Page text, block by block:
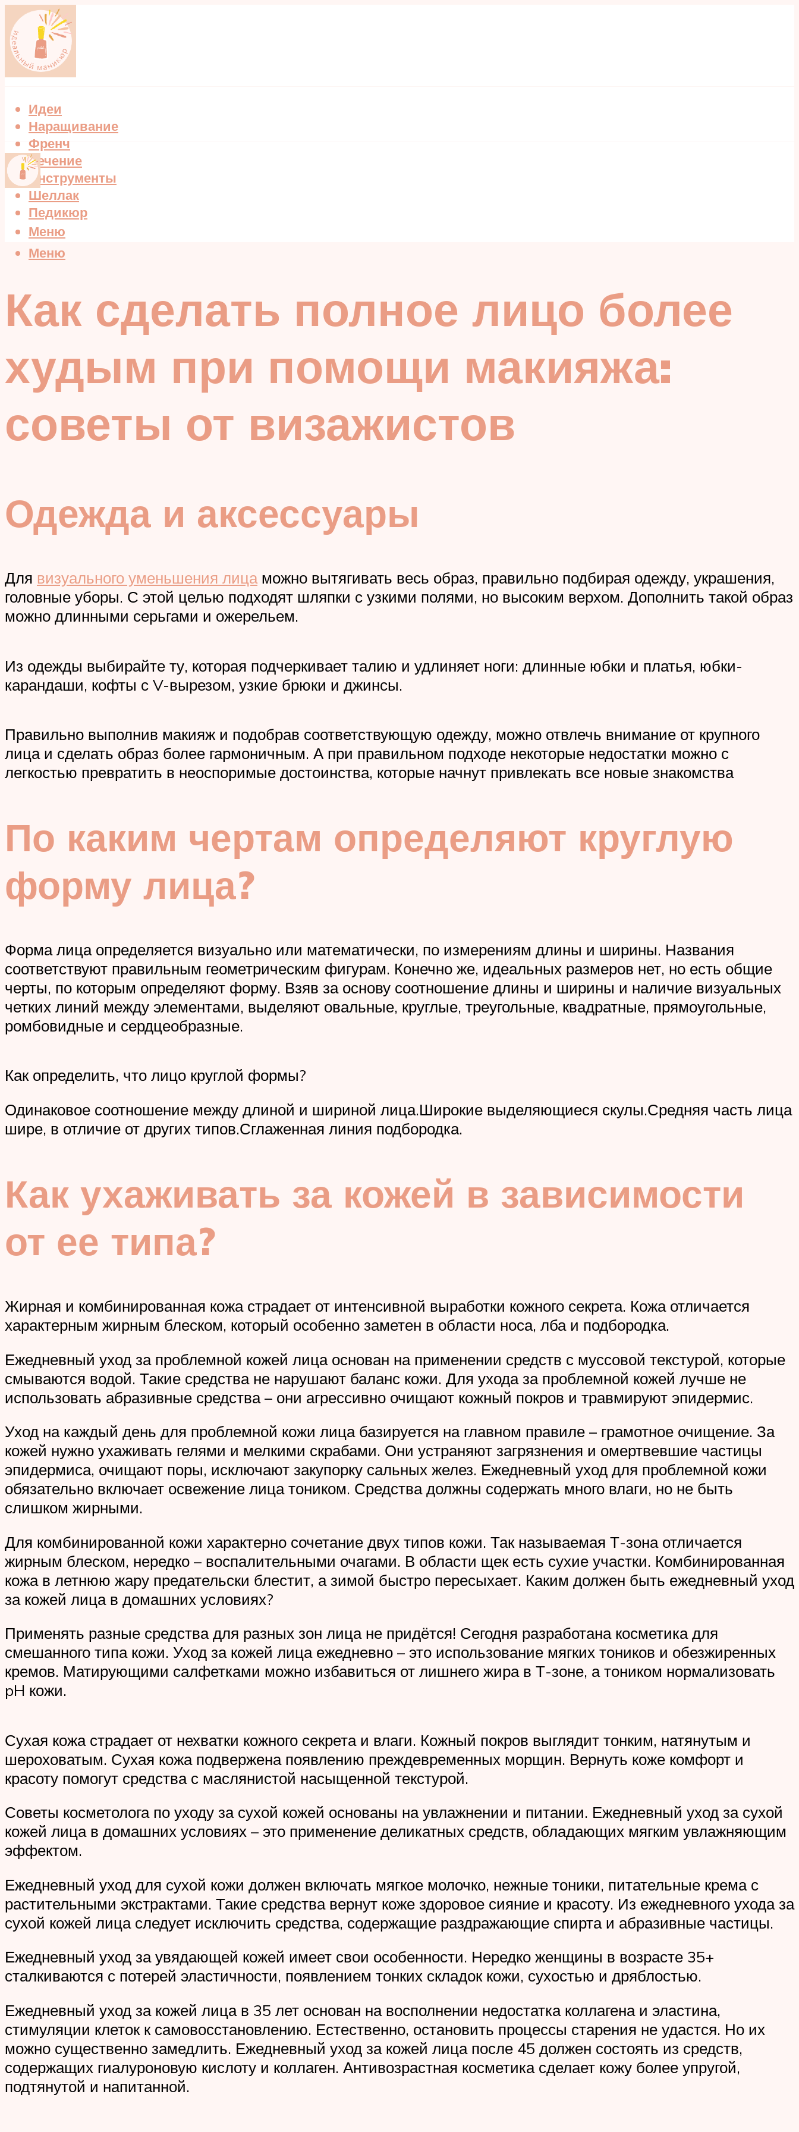
Идеи
Наращивание
Френч
Лечение
Инструменты
Шеллак
Педикюр
Меню
Меню
Как сделать полное лицо более
худым при помощи макияжа:
советы от визажистов
Одежда и аксессуары
Для визуального уменьшения лицаможно вытягивать весь образ, правильно подбирая одежду, украшения,
головные уборы. С этой целью подходят шляпки с узкими полями, но высоким верхом. Дополнить такой образ
можно длинными серьгами и ожерельем.
Из одежды выбирайте ту, которая подчеркивает талию и удлиняет ноги: длинные юбки и платья, юбки-
карандаши, кофты с V-вырезом, узкие брюки и джинсы.
Правильно выполнив макияж и подобрав соответствующую одежду, можно отвлечь внимание от крупного
лица и сделать образ более гармоничным. А при правильном подходе некоторые недостатки можно с
легкостью превратить в неоспоримые достоинства, которые начнут привлекать все новые знакомства
По каким чертам определяют круглую
форму лица?
Форма лица определяется визуально или математически, по измерениям длины и ширины. Названия
соответствуют правильным геометрическим фигурам. Конечно же, идеальных размеров нет, но есть общие
черты, по которым определяют форму. Взяв за основу соотношение длины и ширины и наличие визуальных
четких линий между элементами, выделяют овальные, круглые, треугольные, квадратные, прямоугольные,
ромбовидные и сердцеобразные.
Как определить, что лицо круглой формы?
Одинаковое соотношение между длиной и шириной лица.Широкие выделяющиеся скулы.Средняя часть лица
шире, в отличие от других типов.Сглаженная линия подбородка.
Как ухаживать за кожей в зависимости
от ее типа?
Жирная и комбинированная кожа страдает от интенсивной выработки кожного секрета. Кожа отличается
характерным жирным блеском, который особенно заметен в области носа, лба и подбородка.
Ежедневный уход за проблемной кожей лица основан на применении средств с муссовой текстурой, которые
смываются водой. Такие средства не нарушают баланс кожи. Для ухода за проблемной кожей лучше не
использовать абразивные средства – они агрессивно очищают кожный покров и травмируют эпидермис.
Уход на каждый день для проблемной кожи лица базируется на главном правиле – грамотное очищение. За
кожей нужно ухаживать гелями и мелкими скрабами. Они устраняют загрязнения и омертвевшие частицы
эпидермиса, очищают поры, исключают закупорку сальных желез. Ежедневный уход для проблемной кожи
обязательно включает освежение лица тоником. Средства должны содержать много влаги, но не быть
слишком жирными.
Для комбинированной кожи характерно сочетание двух типов кожи. Так называемая Т-зона отличается
жирным блеском, нередко – воспалительными очагами. В области щек есть сухие участки. Комбинированная
кожа в летнюю жару предательски блестит, а зимой быстро пересыхает. Каким должен быть ежедневный уход
за кожей лица в домашних условиях?
Применять разные средства для разных зон лица не придётся! Сегодня разработана косметика для
смешанного типа кожи. Уход за кожей лица ежедневно – это использование мягких тоников и обезжиренных
кремов. Матирующими салфетками можно избавиться от лишнего жира в Т-зоне, а тоником нормализовать
pH кожи.
Сухая кожа страдает от нехватки кожного секрета и влаги. Кожный покров выглядит тонким, натянутым и
шероховатым. Сухая кожа подвержена появлению преждевременных морщин. Вернуть коже комфорт и
красоту помогут средства с маслянистой насыщенной текстурой.
Советы косметолога по уходу за сухой кожей основаны на увлажнении и питании. Ежедневный уход за сухой
кожей лица в домашних условиях – это применение деликатных средств, обладающих мягким увлажняющим
эффектом.
Ежедневный уход для сухой кожи должен включать мягкое молочко, нежные тоники, питательные крема с
растительными экстрактами. Такие средства вернут коже здоровое сияние и красоту. Из ежедневного ухода за
сухой кожей лица следует исключить средства, содержащие раздражающие спирта и абразивные частицы.
Ежедневный уход за увядающей кожей имеет свои особенности. Нередко женщины в возрасте 35+
сталкиваются с потерей эластичности, появлением тонких складок кожи, сухостью и дряблостью.
Ежедневный уход за кожей лица в 35 лет основан на восполнении недостатка коллагена и эластина,
стимуляции клеток к самовосстановлению. Естественно, остановить процессы старения не удастся. Но их
можно существенно замедлить. Ежедневный уход за кожей лица после 45 должен состоять из средств,
содержащих гиалуроновую кислоту и коллаген. Антивозрастная косметика сделает кожу более упругой,
подтянутой и напитанной.